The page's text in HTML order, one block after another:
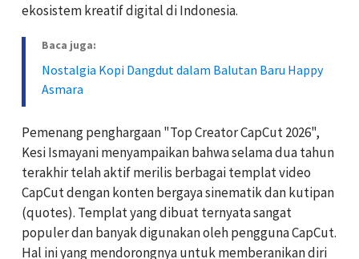
ekosistem kreatif digital di Indonesia.
Baca juga:
Nostalgia Kopi Dangdut dalam Balutan Baru Happy
Asmara
Pemenang penghargaan "Top Creator CapCut 2026",
Kesi Ismayani menyampaikan bahwa selama dua tahun
terakhir telah aktif merilis berbagai templat video
CapCut dengan konten bergaya sinematik dan kutipan
(quotes). Templat yang dibuat ternyata sangat
populer dan banyak digunakan oleh pengguna CapCut.
Hal ini yang mendorongnya untuk memberanikan diri